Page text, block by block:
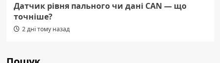
Датчик рівня пального чи дані CAN — що
точніше?
2 дні тому назад